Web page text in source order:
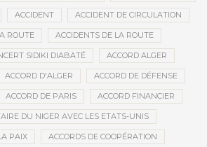
ACCIDENT ACCIDENT DE CIRCULATION
ROUTE ACCIDENTS DE LA ROUTE
SIDIKI DIABATÉ ACCORD ALGER
ACCORD D'ALGER ACCORD DE DÉFENSE
ACCORD DE PARIS ACCORD FINANCIER
DU NIGER AVEC LES ETATS-UNIS
PAIX ACCORDS DE COOPÉRATION